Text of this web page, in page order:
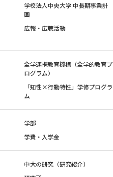
学校法人中央大学 中長期事業計
画
広報・広聴活動
全学連携教育機構（全学的教育プ
ログラム）
「知性×行動特性」学修プログラ
ム
学部
学費・入学金
中大の研究（研究紹介）